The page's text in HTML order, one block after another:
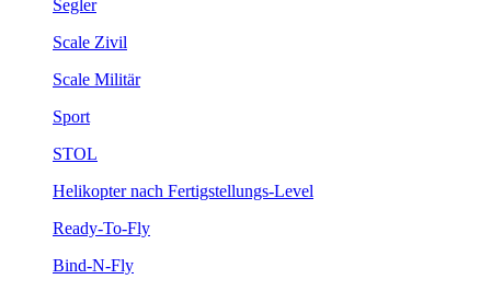
Segler
Scale Zivil
Scale Militär
Sport
STOL
Helikopter nach Fertigstellungs-Level
Ready-To-Fly
Bind-N-Fly